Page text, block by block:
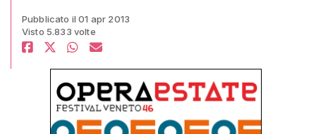
Pubblicato il 01 apr 2013
Visto 5.833 volte